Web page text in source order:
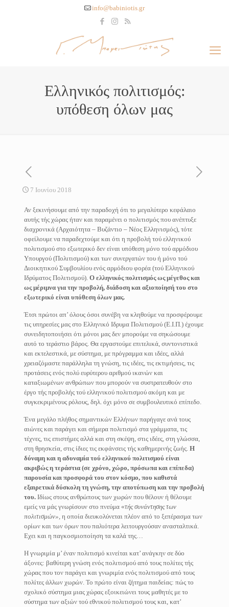
info@babiniotis.gr
Ελληνικός πολιτισμός:
υπόθεση όλων μας
7 Ιουνίου 2018
Αν ξεκινήσουμε από την παραδοχή ότι το μεγαλύτερο κεφάλαιο
αυτής τής χώρας ήταν και παραμένει ο πολιτισμός που ανέπτυξε
διαχρονικά (Αρχαιότητα – Βυζάντιο – Νέος Ελληνισμός), τότε
οφείλουμε να παραδεχτούμε και ότι η προβολή τού ελληνικού
πολιτισμού στο εξωτερικό δεν είναι υπόθεση μόνο τού αρμόδιου
Υπουργού (Πολιτισμού) και των συνεργατών του ή μόνο τού
Διοικητικού Συμβουλίου ενός αρμόδιου φορέα (τού Ελληνικού
Ιδρύματος Πολιτισμού). Ο ελληνικός πολιτισμός ως μέγεθος και
ως μέριμνα για την προβολή, διάδοση και αξιοποίησή του στο
εξωτερικό είναι υπόθεση όλων μας.
Έτσι πρώτοι απ’ όλους όσοι συνέβη να κληθούμε να προσφέρουμε
τις υπηρεσίες μας στο Ελληνικό Ιδρυμα Πολιτισμού (Ε.Ι.Π.) έχουμε
συνειδητοποιήσει ότι μόνοι μας δεν μπορούμε να σηκώσουμε
αυτό το τεράστιο βάρος. Θα εργαστούμε επιτελικά, συντονιστικά
και εκτελεστικά, με σύστημα, με πρόγραμμα και ιδέες, αλλά
χρειαζόμαστε παράλληλα τη γνώση, τις ιδέες, τις εκτιμήσεις, τις
προτάσεις ενός πολύ ευρύτερου αριθμού ικανών και
καταξιωμένων ανθρώπων που μπορούν να συστρατευθούν στο
έργο τής προβολής τού ελληνικού πολιτισμού ακόμη και με
συγκεκριμένους ρόλους, δηλ. όχι μόνο σε συμβουλευτικό επίπεδο.
Ένα μεγάλο πλήθος σημαντικών Ελλήνων παρήγαγε ανά τους
αιώνες και παράγει και σήμερα πολιτισμό στα γράμματα, τις
τέχνες, τις επιστήμες αλλά και στη σκέψη, στις ιδέες, στη γλώσσα,
στη θρησκεία, στις ίδιες τις εκφάνσεις τής καθημερινής ζωής. Η
δύναμη και η αδυναμία τού ελληνικού πολιτισμού είναι
ακριβώς η τεράστια (σε χρόνο, χώρο, πρόσωπα και επίπεδα)
παρουσία και προσφορά του στον κόσμο, που καθιστά
εξαιρετικά δύσκολη τη γνώση, την αποτύπωση και την προβολή
του.Ιδίως στους ανθρώπους των χωρών που θέλουν ή θέλουμε
εμείς να μάς γνωρίσουν στο πνεύμα «τής συνάντησης των
πολιτισμών»,η οποία διευκολύνεται πλέον από το ξεπέρασμα των
ορίων και των όρων που παλιότερα λειτουργούσαν ανασταλτικά.
Εχει και η παγκοσμιοποίηση τα καλά της…
Η γνωριμία μ’ έναν πολιτισμό κινείται κατ’ ανάγκην σε δύο
άξονες: βαθύτερη γνώση ενός πολιτισμού από τους πολίτες τής
χώρας που τον παράγει και γνωριμία ενός πολιτισμού από τους
πολίτες άλλων χωρών. Το πρώτο είναι ζήτημα παιδείας: πώς το
σχολικό σύστημα μιας χώρας εξοικειώνει τους μαθητές με το
σύστημα των αξιών τού εθνικού πολιτισμού τους και, κατ’